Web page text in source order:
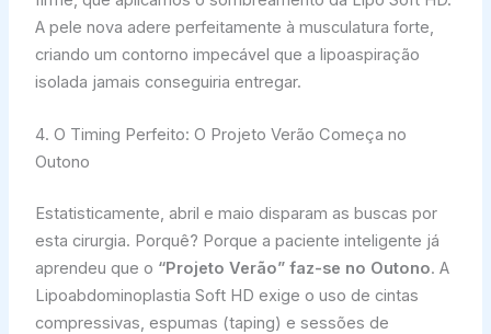
A pele nova adere perfeitamente à musculatura forte,
criando um contorno impecável que a lipoaspiração
isolada jamais conseguiria entregar.
4. O Timing Perfeito: O Projeto Verão Começa no
Outono
Estatisticamente, abril e maio disparam as buscas por
esta cirurgia. Porquê? Porque a paciente inteligente já
aprendeu que o “Projeto Verão” faz-se no Outono. A
Lipoabdominoplastia Soft HD exige o uso de cintas
compressivas, espumas (taping) e sessões de